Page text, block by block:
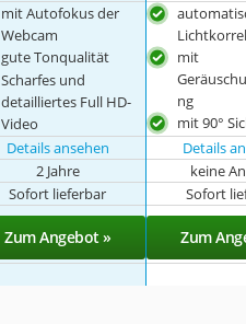
mit Autofokus der
Webcam
gute Tonqualität
Scharfes und
detailliertes Full HD-
Video
mit
ng
mit 90°
Details ansehen Details
2 Jahre keine
Sofort lieferbar Sofort
Zum Angebot » Zum